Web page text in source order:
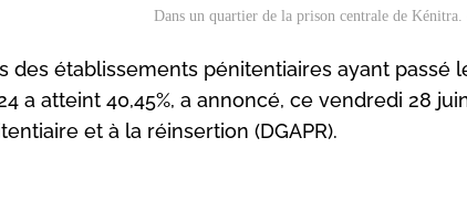
Dans un quartier de la prison centrale de
des établissements pénitentiaires ayant passé
a atteint 40,45%, a annoncé, ce vendredi 28
et à la réinsertion (DGAPR).